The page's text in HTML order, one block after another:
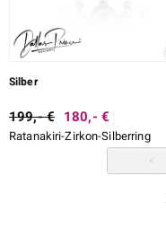
Silber
199,- € 180,- €
Ratanakiri-Zirkon-Silberring
<